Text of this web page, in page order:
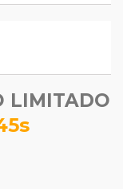
LIMITADO